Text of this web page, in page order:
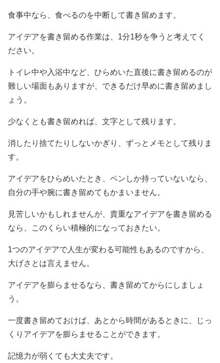
食事中なら、食べるのを中断して書き留めます。
アイデアを書き留める作業は、1分1秒を争うと考えてく
ださい。
トイレ中や入浴中など、ひらめいた直後に書き留めるのが
難しい場面もありますが、できるだけ早めに書き留めまし
ょう。
少なくとも書き留めれば、文字として残ります。
消したり捨てたりしないかぎり、ずっとメモとして残りま
す。
アイデアをひらめいたとき、ペンしか持っていないなら、
自分の手や腕に書き留めてもかまいません。
見苦しいかもしれませんが、貴重なアイデアを書き留める
なら、このくらい積極的になっておきたい。
1つのアイデアで人生が変わる可能性もあるのですから、
大げさとは言えません。
アイデアを膨らませるなら、書き留めてからにしましょ
う。
一度書き留めておけば、あとから時間があるときに、じっ
くりアイデアを膨らませることができます。
記憶力が弱くても大丈夫です。